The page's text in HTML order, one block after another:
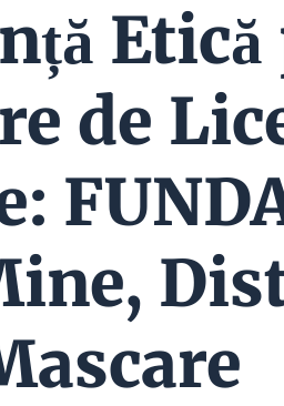
de